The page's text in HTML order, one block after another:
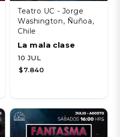
Teatro UC - Jorge
Washington, Ñuñoa,
Chile
La mala clase
10 JUL
$7.840